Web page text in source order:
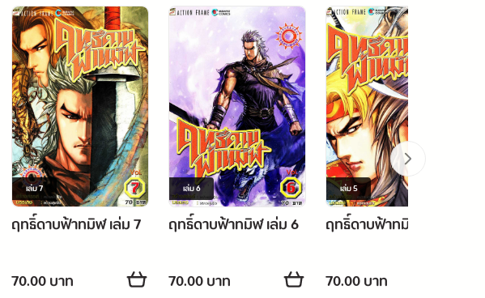
เล่ม7
ฤทธิ์ดาบฟ้าทมิฬ เล่ม 7
70.00 บาท
เล่ม6
ฤทธิ์ดาบฟ้าทมิฬ เล่ม 6
70.00 บาท
เล่ม5
ฤทธิ์ดาบฟ้าทมิฬ เล่ม 5
70.00 บาท